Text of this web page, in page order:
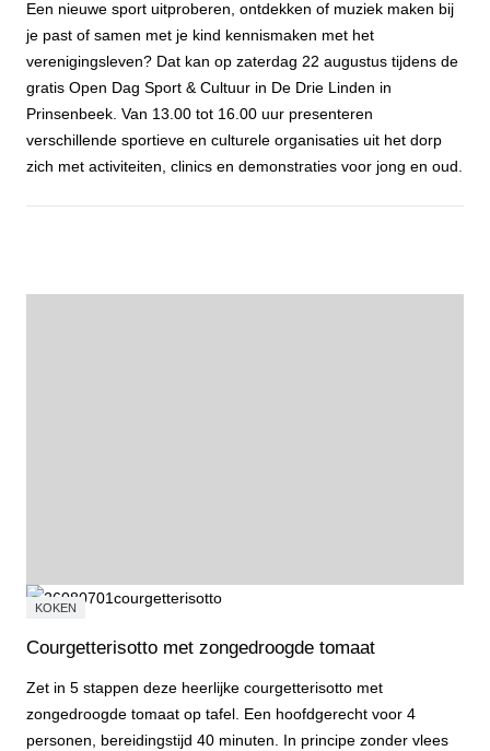
Een nieuwe sport uitproberen, ontdekken of muziek maken bij
je past of samen met je kind kennismaken met het
verenigingsleven? Dat kan op zaterdag 22 augustus tijdens de
gratis Open Dag Sport & Cultuur in De Drie Linden in
Prinsenbeek. Van 13.00 tot 16.00 uur presenteren
verschillende sportieve en culturele organisaties uit het dorp
zich met activiteiten, clinics en demonstraties voor jong en oud.
KOKEN
Courgetterisotto met zongedroogde tomaat
Zet in 5 stappen deze heerlijke courgetterisotto met
zongedroogde tomaat op tafel. Een hoofdgerecht voor 4
personen, bereidingstijd 40 minuten. In principe zonder vlees